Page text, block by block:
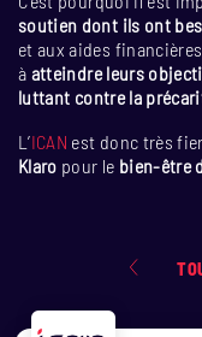
soutien dont ils ont
et aux aides
à atteindre leurs
luttant contre la
L’ICAN est donc très
Klaro pour le bien-être